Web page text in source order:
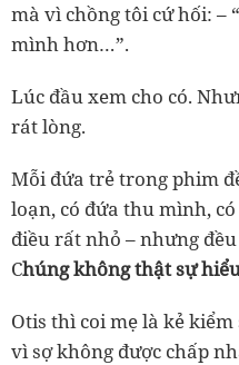
mà vì chồng tôi cứ hối: –
mình hơn…”.
Lúc đầu xem cho có.
rát lòng.
Mỗi đứa trẻ trong phim
loạn, có đứa thu mình,
điều rất nhỏ – nhưng
Chúng không thật sự
Otis thì coi mẹ là kẻ
vì sợ không được chấp